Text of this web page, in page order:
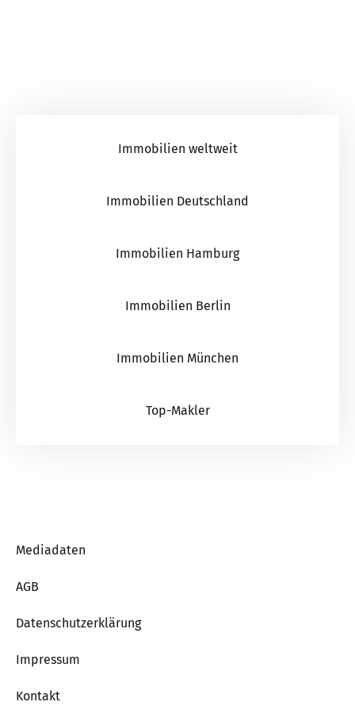
Immobilien weltweit
Immobilien Deutschland
Immobilien Hamburg
Immobilien Berlin
Immobilien München
Top-Makler
Mediadaten
AGB
Datenschutzerklärung
Impressum
Kontakt